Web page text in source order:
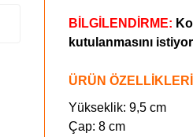
BİLGİLENDİRME:
kutulanmasını
ÜRÜN ÖZELLİKLERİ
Yükseklik: 9,5 cm
Çap: 8 cm